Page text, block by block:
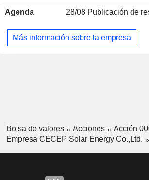
mercado de Asia-Pacífico y otras
Agenda 28/08 Publicación de
Más información sobre la empresa
Bolsa de valores Acciones
Acción
Empresa CECEP Solar Energy Co.,Ltd.